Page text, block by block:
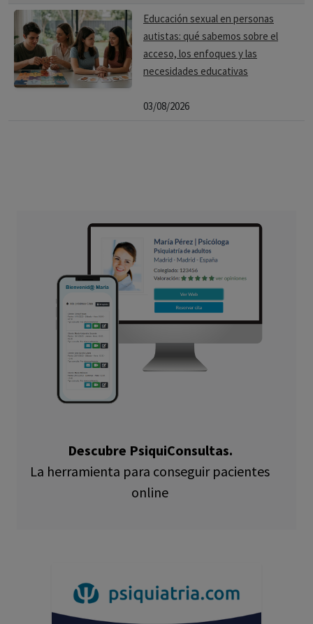
Educación sexual en personas
autistas: qué sabemos sobre el
acceso, los enfoques y las
necesidades educativas
03/08/2026
Descubre PsiquiConsultas.
La herramienta para conseguir pacientes
online